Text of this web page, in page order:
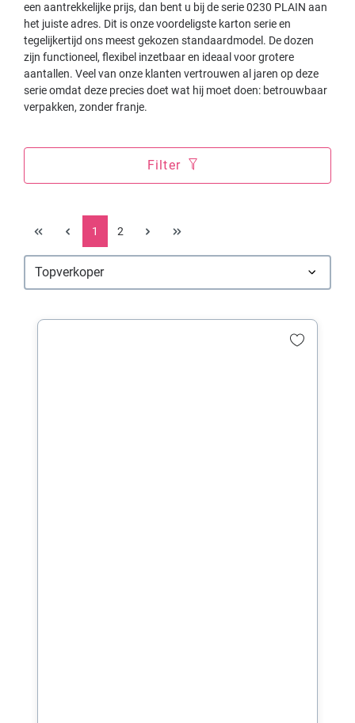
een aantrekkelijke prijs, dan bent u bij de serie 0230 PLAIN aan
het juiste adres. Dit is onze voordeligste karton serie en
tegelijkertijd ons meest gekozen standaardmodel. De dozen
zijn functioneel, flexibel inzetbaar en ideaal voor grotere
aantallen. Veel van onze klanten vertrouwen al jaren op deze
serie omdat deze precies doet wat hij moet doen: betrouwbaar
verpakken, zonder franje.
Filter
1 2